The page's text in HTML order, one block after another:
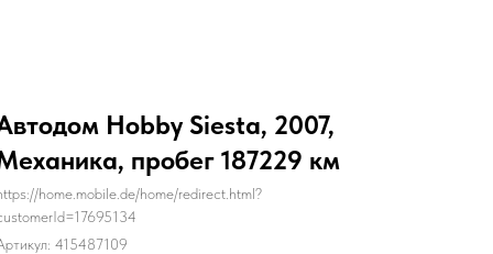
Hobby Siesta, 2007,
пробег 187229 км
home.mobile.de/home/redirect.html?
415487109